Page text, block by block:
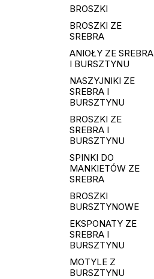
BROSZKI
BROSZKI ZE
SREBRA
ANIOŁY ZE SREBRA
I BURSZTYNU
NASZYJNIKI ZE
SREBRA I
BURSZTYNU
BROSZKI ZE
SREBRA I
BURSZTYNU
SPINKI DO
MANKIETÓW ZE
SREBRA
BROSZKI
BURSZTYNOWE
EKSPONATY ZE
SREBRA I
BURSZTYNU
MOTYLE Z
BURSZTYNU